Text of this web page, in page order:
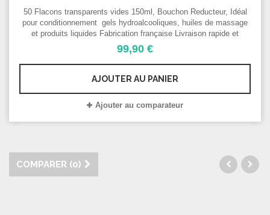
50 Flacons transparents vides 150ml, Bouchon Reducteur, Idéal
pour conditionnement gels hydroalcooliques, huiles de massage
et produits liquides Fabrication française Livraison rapide et
prioritaire pour les établissements de santé et pharmaciens
99,90 €
AJOUTER AU PANIER
Ajouter au comparateur
COMPARER (0)